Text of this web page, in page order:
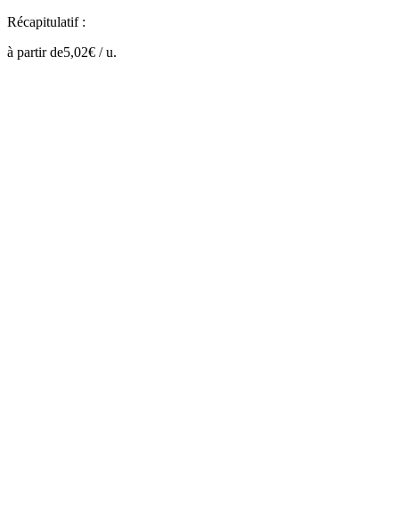
Récapitulatif :
à partir de5,02€ /u.